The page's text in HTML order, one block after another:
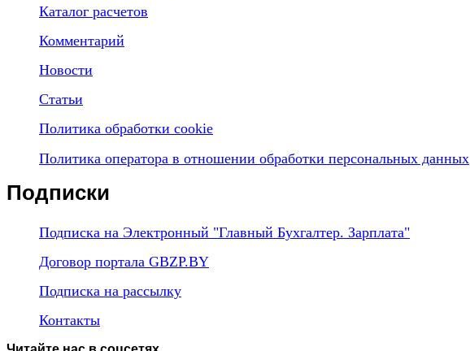
Каталог расчетов
Комментарий
Новости
Статьи
Политика обработки cookie
Политика оператора в отношении обработки персональных данных
Подписки
Подписка на Электронный "Главный Бухгалтер. Зарплата"
Договор портала GBZP.BY
Подписка на рассылку
Контакты